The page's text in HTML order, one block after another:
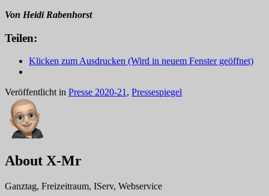
Von Heidi Rabenhorst
Teilen:
Klicken zum Ausdrucken (Wird in neuem Fenster geöffnet)
Veröffentlicht in Presse 2020-21 , Pressespiegel
About X-Mr
Ganztag, Freizeitraum, IServ, Webservice